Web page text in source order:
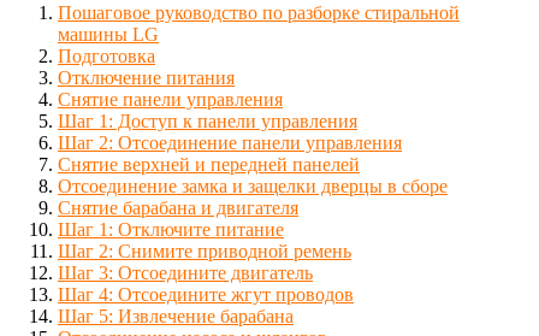
Пошаговое руководство по разборке стиральной
машины LG
Подготовка
Отключение питания
Снятие панели управления
Шаг 1: Доступ к панели управления
Шаг 2: Отсоединение панели управления
Снятие верхней и передней панелей
Отсоединение замка и защелки дверцы в сборе
Снятие барабана и двигателя
Шаг 1: Отключите питание
Шаг 2: Снимите приводной ремень
Шаг 3: Отсоедините двигатель
Шаг 4: Отсоедините жгут проводов
Шаг 5: Извлечение барабана